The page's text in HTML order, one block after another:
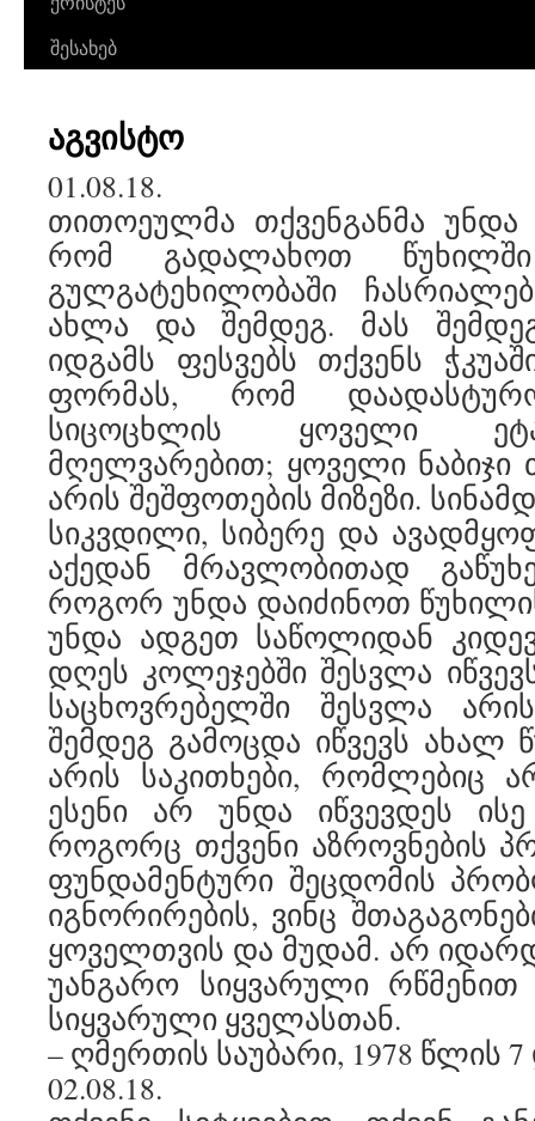
შესახებ
აგვისტო
01.08.18.
თითოეულმა თქვენგანმა უნდა
რომ გადალახოთ
გულგატეხილობაში
ახლა და შემდეგ. მას
იდგამს ფესვებს თქვენს
ფორმას, რომ
სიცოცხლის ყოველი
მღელვარებით; ყოველი ნაბიჯი
არის შეშფოთების მიზეზი.
სიკვდილი, სიბერე და
აქედან მრავლობითად
როგორ უნდა დაიძინოთ
უნდა ადგეთ საწოლიდან
დღეს კოლეჯებში შესვლა
საცხოვრებელში შესვლა
შემდეგ გამოცდა იწვევს ახალ
არის საკითხები, რომლებიც
ესენი არ უნდა იწვევდეს
როგორც თქვენი აზროვნების
ფუნდამენტური შეცდომის
იგნორირების, ვინც
ყოველთვის და მუდამ. არ
უანგარო სიყვარული
სიყვარული ყველასთან.
– ღმერთის საუბარი, 1978 წლის 7
02.08.18.